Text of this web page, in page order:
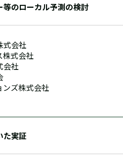
等のローカル予測の検討
式会社
株式会社
会社
ズ株式会社
た実証